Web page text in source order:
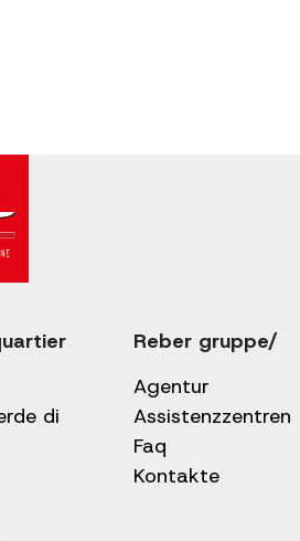
di
Reber gruppe/
Agentur
Assistenzzentren
Faq
Kontakte